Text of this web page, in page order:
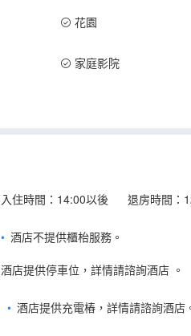
花園
家庭影院
入住時間：14:00以後 退房時間：
酒店不提供櫃枱服務。
酒店提供停車位，詳情請諮詢酒店 。
• 酒店提供充電樁，詳情請諮詢酒店